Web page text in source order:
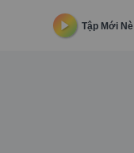
Tập Mới Nè